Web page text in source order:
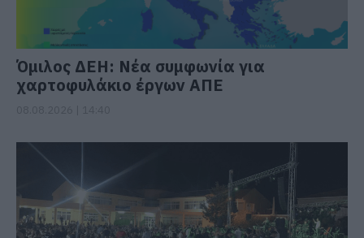
Όμιλος ΔΕΗ: Νέα συμφωνία για
χαρτοφυλάκιο έργων ΑΠΕ